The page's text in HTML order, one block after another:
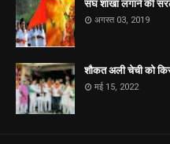
संघ शाखा लगाने की
अगस्त 03, 2019
शौकत अली चेची को
मई 15, 2022